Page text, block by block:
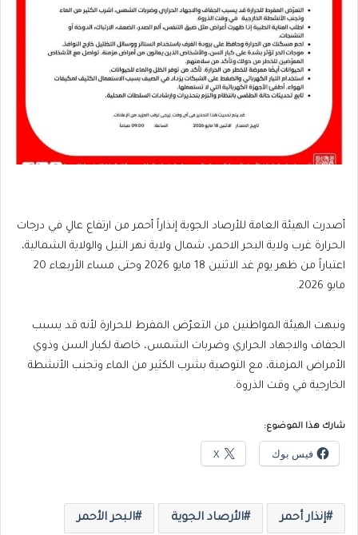
أصدرت الهيئة العامة للأرصاد الجوية إنذاراً أحمر من ارتفاع عالٍ في درجات
الحرارة غرب ولاية البحر الاحمر، شمال ولاية نهر النيل والولاية الشمالية،
اعتباراً من ظهر يوم غد الاثنين 18 مايو 2026 وحتى مساء الأربعاء 20
مايو 2026.
ونبهت الهيئة المواطنين من التعرّض المفرط للحرارة لأنه قد يسبب
الجفاف والاجهاد الحراري وضربات الشمس، خاصة لكبار السن وذوي
الأمراض المزمنة، مع التوصية بشرب الكثير من الماء وتجنب الأنشطة
الخارجية في وقت الذروة.
شارك هذا الموضوع:
فيس بوك X
إنذار أحمر الأرصاد الجوية البحر الأحمر